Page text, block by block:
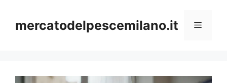
contenuto
mercatodelpescemilano.it Menu